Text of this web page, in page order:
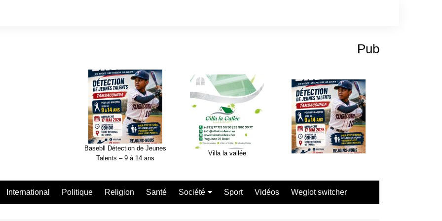
Pub
Basebll Détection de Jeunes
Talents – 9 à 14 ans
Villa la vallée
International Politique Religion Santé Société Sport Vidéos Weglot switcher